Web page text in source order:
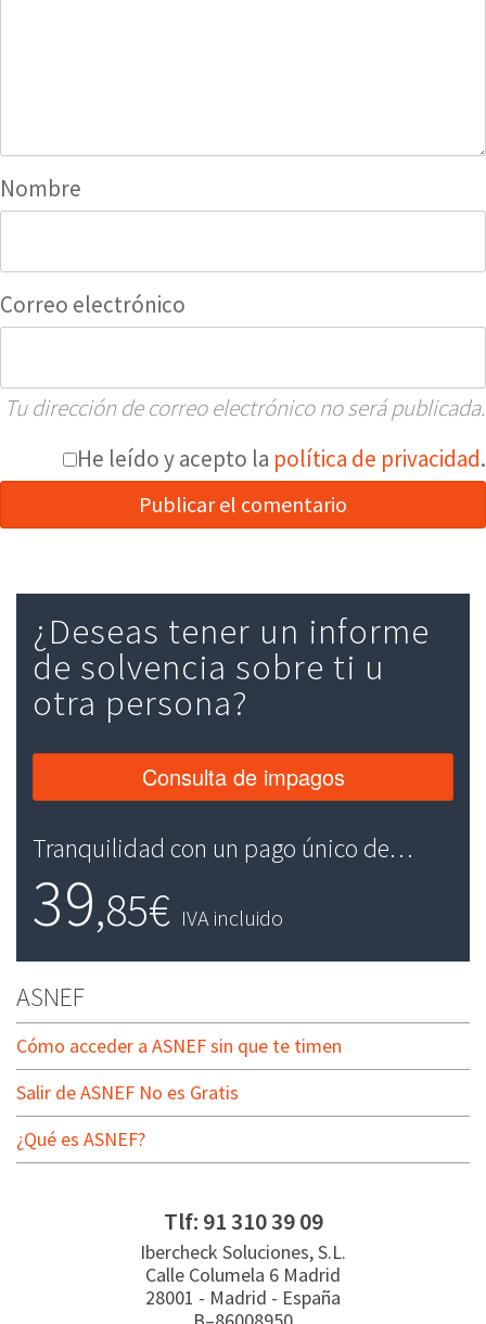
Nombre
Correo electrónico
Tu dirección de correo electrónico no será publicada.
He leído y acepto la política de privacidad.
¿Deseas tener un informe
de solvencia sobre ti u
otra persona?
Consulta de impagos
Tranquilidad con un pago único de…
39,85€ IVA incluido
ASNEF
Cómo acceder a ASNEF sin que te timen
Salir de ASNEF No es Gratis
¿Qué es ASNEF?
Tlf: 91 310 39 09
Ibercheck Soluciones, S.L.
Calle Columela 6 Madrid
28001 - Madrid - España